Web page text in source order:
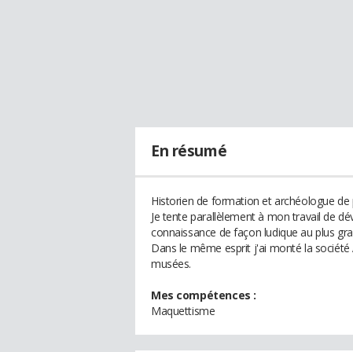
En résumé
Historien de formation et archéologue de
Je tente parallèlement à mon travail de
connaissance de façon ludique au plus
Dans le même esprit j'ai monté la
musées.
Mes compétences :
Maquettisme